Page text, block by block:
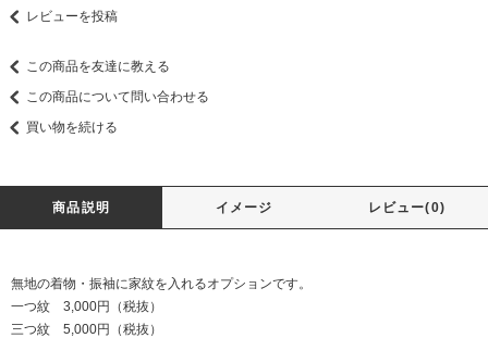
レビューを投稿
この商品を友達に教える
この商品について問い合わせる
買い物を続ける
商品説明 イメージ レビュー(0)
無地の着物・振袖に家紋を入れるオプションです。
一つ紋 3,000円（税抜）
三つ紋 5,000円（税抜）